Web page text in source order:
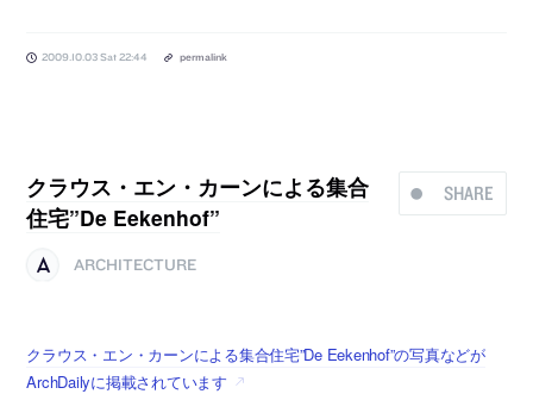
2009.10.03 Sat 22:44 permalink
SHARE
クラウス・エン・カーンによる集合
住宅”De Eekenhof”
ARCHITECTURE
クラウス・エン・カーンによる集合住宅”De Eekenhof”の写真などが
ArchDailyに掲載されています